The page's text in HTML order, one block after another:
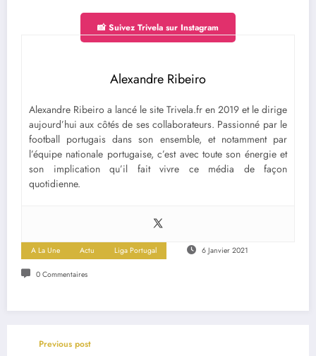
📸 Suivez Trivela sur Instagram
Alexandre Ribeiro
Alexandre Ribeiro a lancé le site Trivela.fr en 2019 et le dirige
aujourd’hui aux côtés de ses collaborateurs. Passionné par le
football portugais dans son ensemble, et notamment par
l’équipe nationale portugaise, c’est avec toute son énergie et
son implication qu’il fait vivre ce média de façon
quotidienne.
A La Une Actu Liga Portugal 6 Janvier 2021
0 Commentaires
Previous post